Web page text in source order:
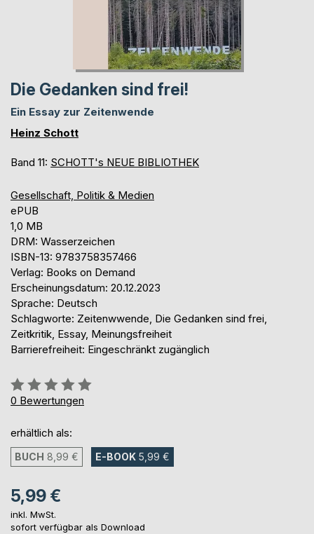
Die Gedanken sind frei!
Ein Essay zur Zeitenwende
Heinz Schott
Band 11: SCHOTT's NEUE BIBLIOTHEK
Gesellschaft, Politik & Medien
ePUB
1,0 MB
DRM: Wasserzeichen
ISBN-13: 9783758357466
Verlag: Books on Demand
Erscheinungsdatum: 20.12.2023
Sprache: Deutsch
Schlagworte: Zeitenwwende, Die Gedanken sind frei,
Zeitkritik, Essay, Meinungsfreiheit
Barrierefreiheit: Eingeschränkt zugänglich
Bewertung::
0%
0 Bewertungen
erhältlich als:
BUCH 8,99 € E-BOOK 5,99 €
5,99 €
inkl. MwSt.
sofort verfügbar als Download